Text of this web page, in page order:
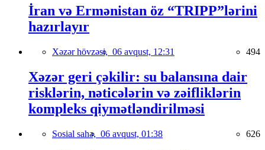
İran və Ermənistan öz “TRIPP”lərini
hazırlayır
Xəzər hövzəsi, 06 avqust, 12:31 494
Xəzər geri çəkilir: su balansına dair
risklərin, nəticələrin və zəifliklərin
kompleks qiymətləndirilməsi
Sosial sahə, 06 avqust, 01:38 626